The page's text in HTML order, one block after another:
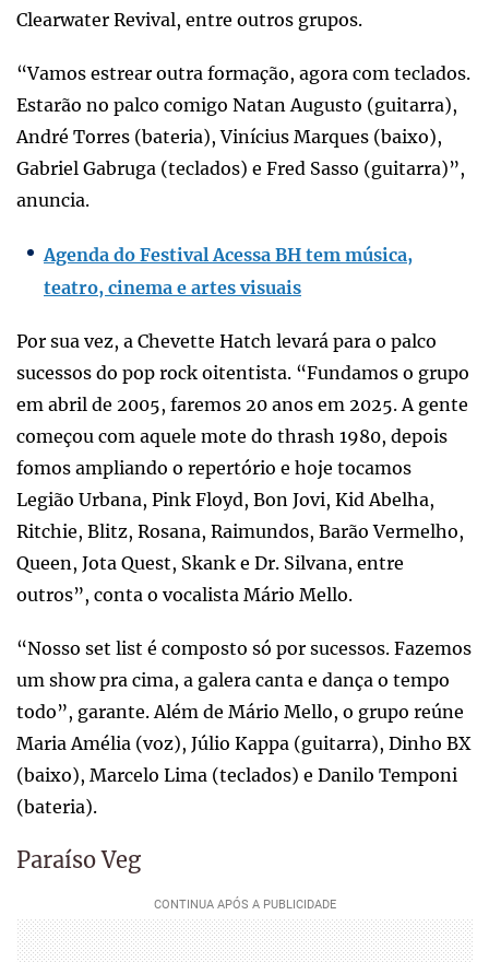
Clearwater Revival, entre outros grupos.
“Vamos estrear outra formação, agora com teclados.
Estarão no palco comigo Natan Augusto (guitarra),
André Torres (bateria), Vinícius Marques (baixo),
Gabriel Gabruga (teclados) e Fred Sasso (guitarra)”,
anuncia.
Agenda do Festival Acessa BH tem música,
teatro, cinema e artes visuais
Por sua vez, a Chevette Hatch levará para o palco
sucessos do pop rock oitentista. “Fundamos o grupo
em abril de 2005, faremos 20 anos em 2025. A gente
começou com aquele mote do thrash 1980, depois
fomos ampliando o repertório e hoje tocamos
Legião Urbana, Pink Floyd, Bon Jovi, Kid Abelha,
Ritchie, Blitz, Rosana, Raimundos, Barão Vermelho,
Queen, Jota Quest, Skank e Dr. Silvana, entre
outros”, conta o vocalista Mário Mello.
“Nosso set list é composto só por sucessos. Fazemos
um show pra cima, a galera canta e dança o tempo
todo”, garante. Além de Mário Mello, o grupo reúne
Maria Amélia (voz), Júlio Kappa (guitarra), Dinho BX
(baixo), Marcelo Lima (teclados) e Danilo Temponi
(bateria).
Paraíso Veg